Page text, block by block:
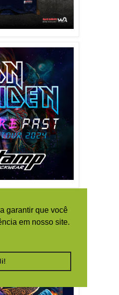
garantir que você
em nosso site.